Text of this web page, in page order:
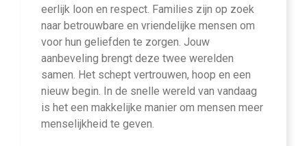
eerlijk loon en respect. Families zijn op zoek
naar betrouwbare en vriendelijke mensen om
voor hun geliefden te zorgen. Jouw
aanbeveling brengt deze twee werelden
samen. Het schept vertrouwen, hoop en een
nieuw begin. In de snelle wereld van vandaag
is het een makkelijke manier om mensen meer
menselijkheid te geven.